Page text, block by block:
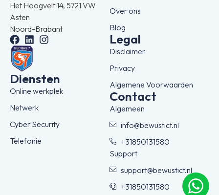
Het Hoogvelt 14, 5721 VW
Asten
Noord-Brabant
Diensten
Online werkplek
Netwerk
Cyber Security
Telefonie
Over ons
Blog
Legal
Disclaimer
Privacy
Algemene Voorwaarden
Contact
Algemeen
info@bewustict.nl
+31850131580
Support
support@bewustict.nl
+31850131580